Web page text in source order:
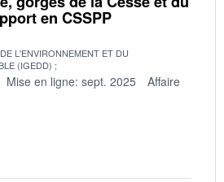
en CSSPP
L'ENVIRONNEMENT ET DU
(IGEDD)
Mise en ligne: sept. 2025
Affaire